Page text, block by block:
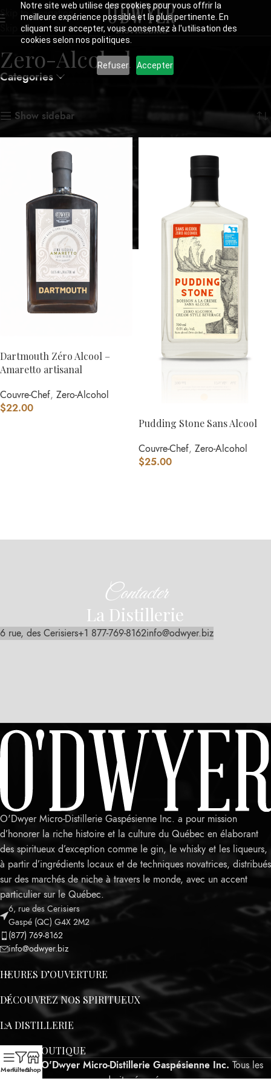
Notre site web utilise des cookies pour vous offrir la
meilleure expérience possible et la plus pertinente. En
cliquant sur accepter, vous consentez à l'utilisation des
cookies selon nos politiques.
Refuser Accepter
Skip to navigation
Skip to main content
Zero-Alcohol
Categories
Show sidebar
Dartmouth Zéro Alcool –
Amaretto artisanal
Couvre-Chef, Zero-Alcohol
$22.00
Pudding Stone Sans Alcool
Couvre-Chef, Zero-Alcohol
$25.00
Contacter
La Distillerie
6 rue, des Cerisiers+1 877-769-8162info@odwyer.biz
Leaflet
O'Dwyer Micro-Distillerie Gaspésienne Inc. a pour mission
d’honorer la riche histoire et la culture du Québec en élaborant
des spiritueux d’exception comme le gin, le whisky et les liqueurs,
à partir d’ingrédients locaux et de techniques novatrices, distribués
sur des marchés de niche à travers le monde, avec un accent
particulier sur le Québec.
6, rue des Cerisiers
Gaspé (QC) G4X 2M2
(877) 769-8162
info@odwyer.biz
HEURES D’OUVERTURE
DÉCOUVREZ NOS SPIRITUEUX
LA DISTILLERIE
NOTRE BOUTIQUE
©2025 O'Dwyer Micro-Distillerie Gaspésienne Inc. Tous les
droits réservés.
MenuFiltersShop